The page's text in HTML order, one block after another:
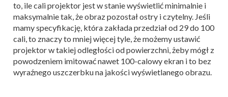
to, ile cali projektor jest w stanie wyświetlić minimalnie i
maksymalnie tak, że obraz pozostał ostry i czytelny. Jeśli
mamy specyfikację, która zakłada przedział od 29 do 100
cali, to znaczy to mniej więcej tyle, że możemy ustawić
projektor w takiej odległości od powierzchni, żeby mógł z
powodzeniem imitować nawet 100-calowy ekran i to bez
wyraźnego uszczerbku na jakości wyświetlanego obrazu.